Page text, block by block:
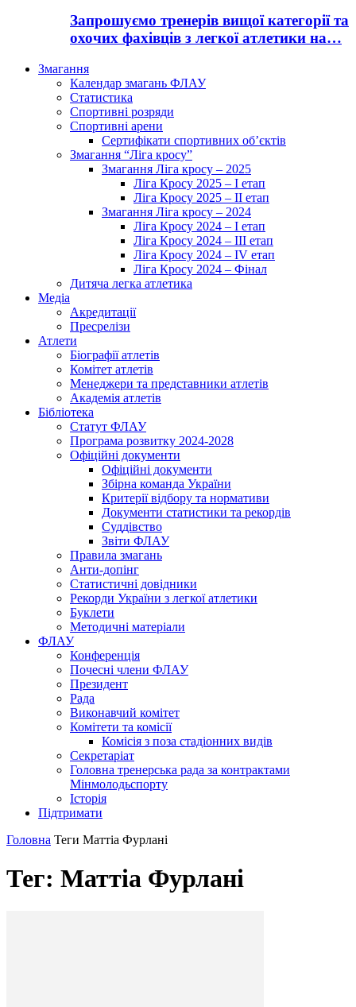
Запрошуємо тренерів вищої категорії та
охочих фахівців з легкої атлетики на…
Змагання
Календар змагань ФЛАУ
Статистика
Спортивні розряди
Спортивні арени
Сертифікати спортивних об’єктів
Змагання “Ліга кросу”
Змагання Ліга кросу – 2025
Ліга Кросу 2025 – I етап
Ліга Кросу 2025 – II етап
Змагання Ліга кросу – 2024
Ліга Кросу 2024 – I етап
Ліга Кросу 2024 – III етап
Ліга Кросу 2024 – IV етап
Ліга Кросу 2024 – Фінал
Дитяча легка атлетика
Медіа
Акредитації
Пресрелізи
Атлети
Біографії атлетів
Комітет атлетів
Менеджери та представники атлетів
Академія атлетів
Бібліотека
Статут ФЛАУ
Програма розвитку 2024-2028
Офіційні документи
Офіційні документи
Збірна команда України
Критерії відбору та нормативи
Документи статистики та рекордів
Суддівство
Звіти ФЛАУ
Правила змагань
Анти-допінг
Статистичні довідники
Рекорди України з легкої атлетики
Буклети
Методичні матеріали
ФЛАУ
Конференція
Почесні члени ФЛАУ
Президент
Рада
Виконавчий комітет
Комітети та комісії
Комісія з поза стадіонних видів
Секретаріат
Головна тренерська рада за контрактами
Мінмолодьспорту
Історія
Підтримати
Головна Теги Маттіа Фурлані
Тег: Маттіа Фурлані